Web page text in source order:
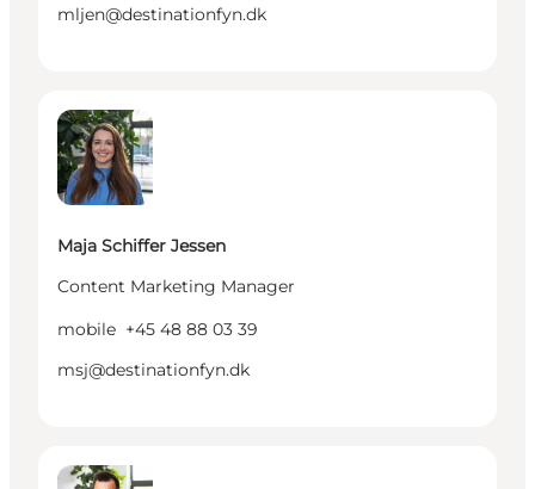
mljen@destinationfyn.dk
Maja Schiffer Jessen
Content Marketing Manager
mobile +45 48 88 03 39
msj@destinationfyn.dk